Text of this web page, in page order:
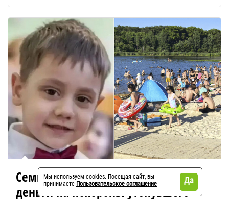
Семья из Зеленограда собирает
деньги на похороны утонувшего
Мы используем cookies. Посещая сайт, вы
принимаете Пользовательское соглашение Да